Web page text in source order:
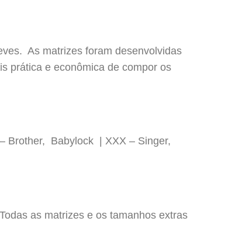
As matrizes foram desenvolvidas
prática e econômica de compor os
Brother, Babylock | XXX – Singer,
as matrizes e os tamanhos extras